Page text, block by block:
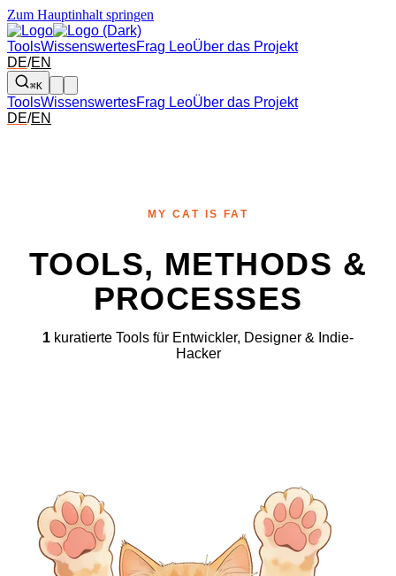
Zum Hauptinhalt springen
ToolsWissenswertesFrag LeoÜber das Projekt
DE/EN
⌘K
ToolsWissenswertesFrag LeoÜber das Projekt
DE/EN
MY CAT IS FAT
TOOLS, METHODS &
PROCESSES
1 kuratierte Tools für Entwickler, Designer & Indie-
Hacker